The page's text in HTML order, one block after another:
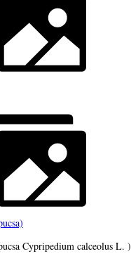
Cypripedium calceolus L. )